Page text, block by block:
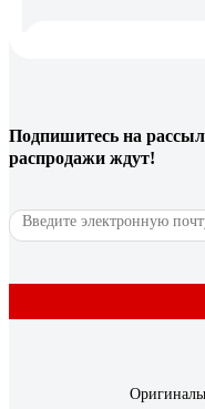
Подпишитесь на
распродажи ждут!